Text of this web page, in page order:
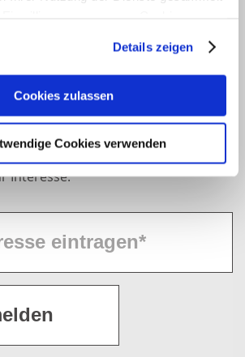
Datenschutzerklärungmehr
wie Sie uns kontaktieren können
Daten verarbeiten.
jederzeit von derCookie-
Details zeigen
Cookies zulassen
Cookies verwenden
Dann abonnieren Sie bitte mit
kostenfreien haut.de-Newsletter.
Interesse.